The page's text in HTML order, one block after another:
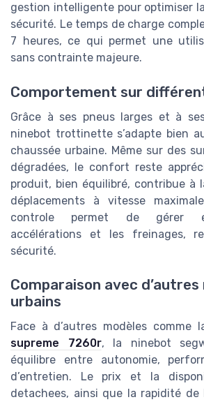
gestion intelligente pour optimiser
sécurité. Le temps de charge
7 heures, ce qui permet une
sans contrainte majeure.
Comportement sur
Grâce à ses pneus larges et à
ninebot trottinette s’adapte bien
chaussée urbaine. Même sur des
dégradées, le confort reste
produit, bien équilibré, contribue à
déplacements à vitesse
controle permet de gérer
accélérations et les freinages,
sécurité.
Comparaison avec d’autres
urbains
Face à d’autres modèles comme
supreme 7260r, la ninebot
équilibre entre autonomie,
d’entretien. Le prix et la
detachees, ainsi que la rapidité de